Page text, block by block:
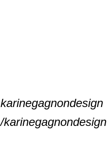
karinegagnondesign
/karinegagnondesign